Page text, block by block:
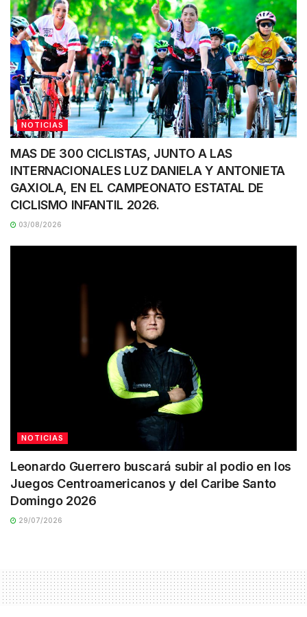
NOTICIAS
MAS DE 300 CICLISTAS, JUNTO A LAS
INTERNACIONALES LUZ DANIELA Y ANTONIETA
GAXIOLA, EN EL CAMPEONATO ESTATAL DE
CICLISMO INFANTIL 2026.
03/08/2026
NOTICIAS
Leonardo Guerrero buscará subir al podio en los
Juegos Centroamericanos y del Caribe Santo
Domingo 2026
29/07/2026